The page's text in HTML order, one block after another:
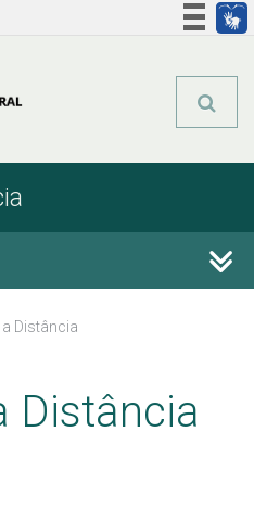
Distância
Distância